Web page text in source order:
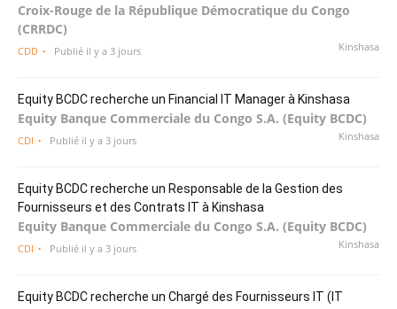
Croix-Rouge de la République Démocratique du Congo
(CRRDC)
Kinshasa
CDD Publié il y a 3 jours
Equity BCDC recherche un Financial IT Manager à Kinshasa
Equity Banque Commerciale du Congo S.A. (Equity BCDC)
Kinshasa
CDI Publié il y a 3 jours
Equity BCDC recherche un Responsable de la Gestion des
Fournisseurs et des Contrats IT à Kinshasa
Equity Banque Commerciale du Congo S.A. (Equity BCDC)
Kinshasa
CDI Publié il y a 3 jours
Equity BCDC recherche un Chargé des Fournisseurs IT (IT